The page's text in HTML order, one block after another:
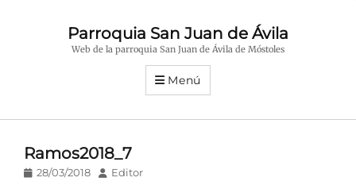
Parroquia San Juan de Ávila
Web de la parroquia San Juan de Ávila de Móstoles
Menú
Ramos2018_7
Publicado
28/03/2018 AutorEditor